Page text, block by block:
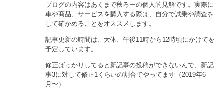
ブログの内容はあくまで秋ろーの個人的見解です。実際に
車や商品、サービスを購入する際は、自分で試乗や調査を
して確かめることをオススメします。
記事更新の時間は、大体、午後11時から12時頃にかけてを
予定しています。
修正ばっかりしてると新記事の投稿ができないんで、新記
事3に対して修正1くらいの割合でやってます（2019年6
月〜）